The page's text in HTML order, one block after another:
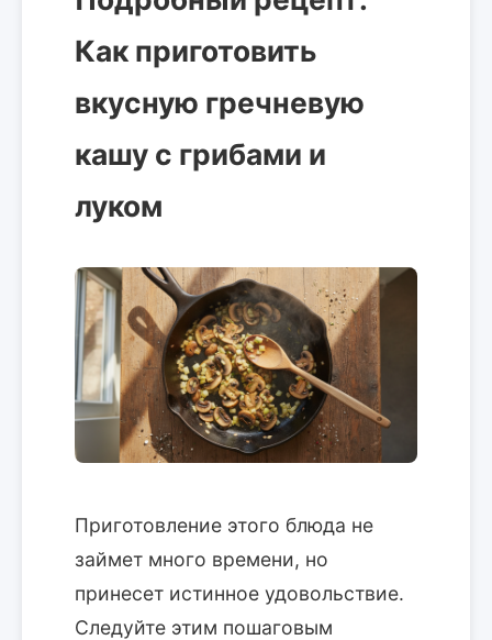
Как приготовить
вкусную гречневую
кашу с грибами и
луком
Приготовление этого блюда не
займет много времени, но
принесет истинное удовольствие.
Следуйте этим пошаговым